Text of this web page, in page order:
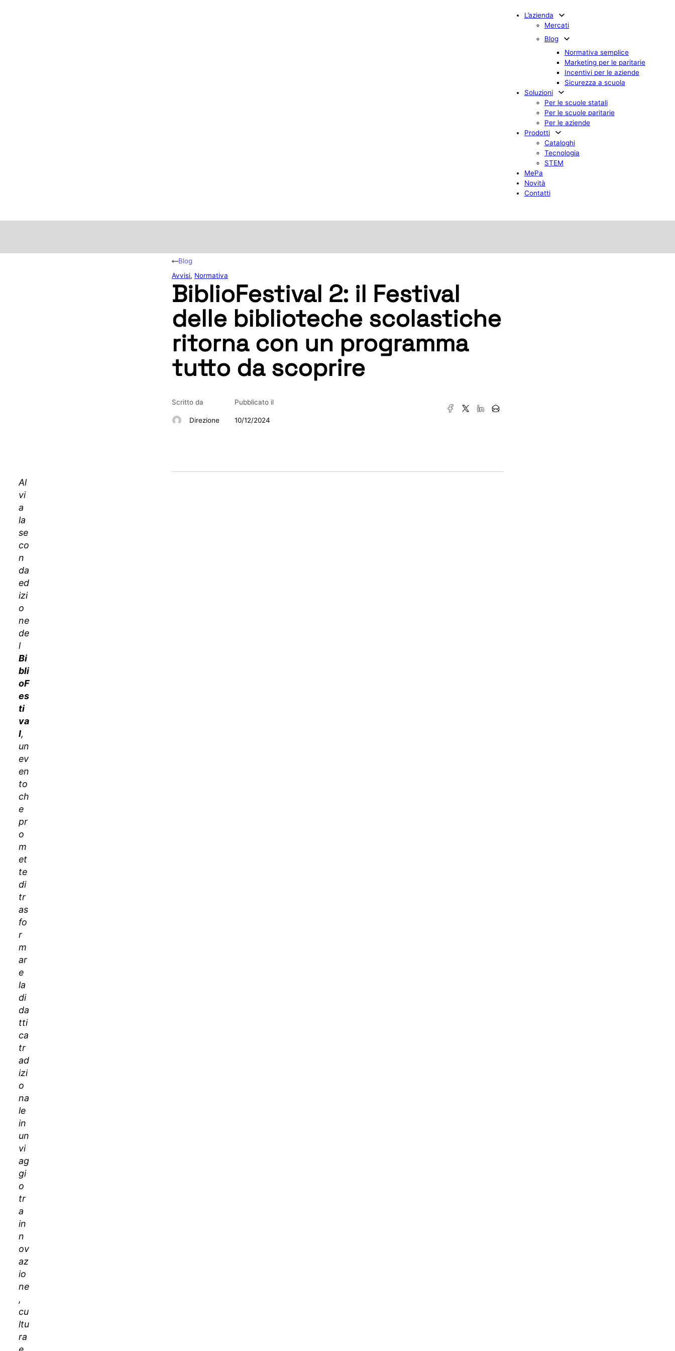
L’azienda
Mercati
Blog
Normativa semplice
Marketing per le paritarie
Incentivi per le aziende
Sicurezza a scuola
Soluzioni
Per le scuole statali
Per le scuole paritarie
Per le aziende
Prodotti
Cataloghi
Tecnologia
STEM
MePa
Novità
Contatti
BiblioFestival 2: il Festival
delle biblioteche scolastiche
ritorna con un programma
tutto da scoprire
Scritto da
Direzione
Pubblicato il
10/12/2024
Blog
Avvisi, Normativa
Cosa
aspettarsi dal
programma?
Un’esperienza
che va oltre i
libri
Perché
partecipare?
Come
iscriversi?
Al
vi
a
la
se
co
n
da
ed
izi
o
ne
de
l
Bi
bli
oF
es
ti
va
l,
un
ev
en
to
ch
e
pr
o
m
et
te
di
tr
as
fo
r
m
ar
e
la
di
da
tti
ca
tr
ad
izi
o
na
le
in
un
vi
ag
gi
o
tr
a
in
n
ov
az
io
ne
,
cu
ltu
ra